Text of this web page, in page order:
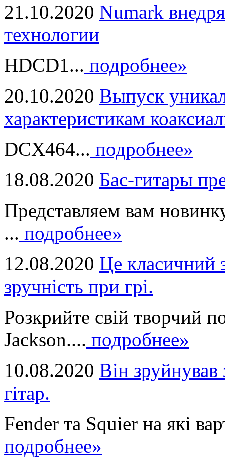
21.10.2020 Numark
технологии
HDCD1... подробнее»
20.10.2020 Выпуск
характеристикам
DCX464... подробнее»
18.08.2020 Бас-гитары
Представляем вам
... подробнее»
12.08.2020 Це класичний
зручність при грі.
Розкрийте свій творчий
Jackson.... подробнее»
10.08.2020 Він
гітар.
Fender та Squier на які
подробнее»